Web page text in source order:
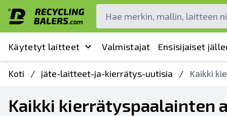
Käytetyt laitteet Valmistajat Ensisijaiset
Koti / jäte-laitteet-ja-kierrätys-uutisia / Kaikki
Kaikki kierrätyspaalainten